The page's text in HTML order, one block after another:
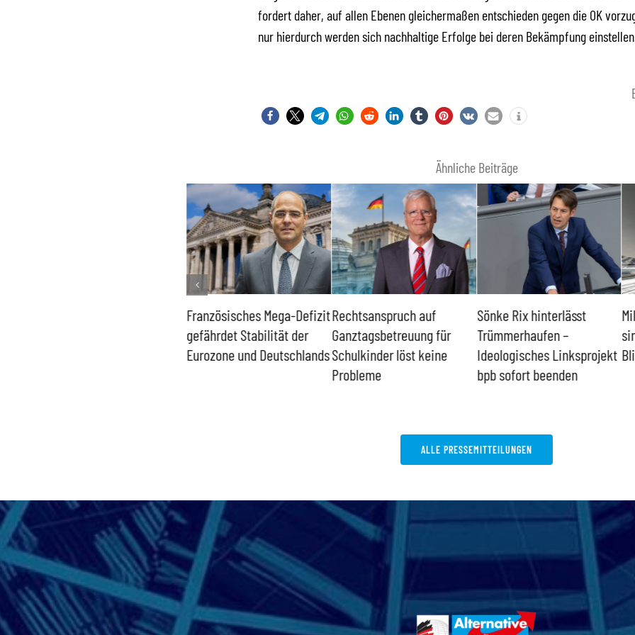
fordert daher, auf allen Ebenen gleichermaßen entschieden gegen die OK
nur hierdurch werden sich nachhaltige Erfolge bei deren Bekämpfung
Ähnliche Beiträge
Französisches Mega-Defizit
gefährdet Stabilität der
Eurozone und Deutschlands
Rechtsanspruch auf
Ganztagsbetreuung für
Schulkinder löst keine
Probleme
Sönke Rix hinterlässt
Trümmerhaufen –
Ideologisches Linksprojekt
bpb sofort beenden
ALLE PRESSEMITTEILUNGEN